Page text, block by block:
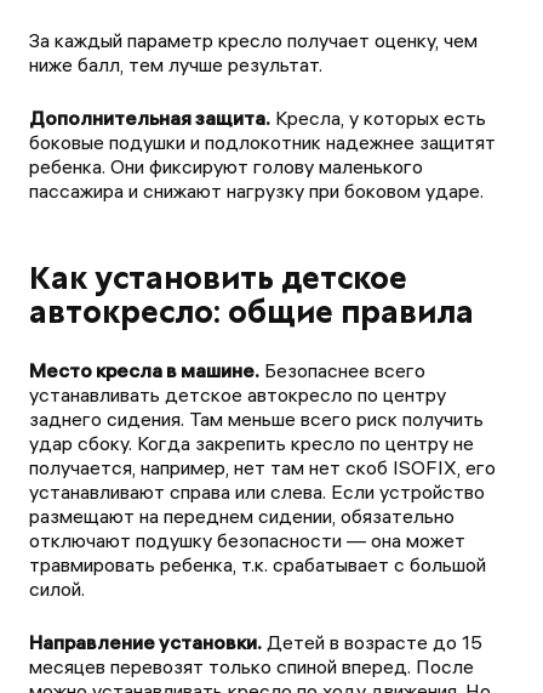
За каждый параметр кресло получает оценку, чем
ниже балл, тем лучше результат.
Дополнительная защита. Кресла, у которых есть
боковые подушки и подлокотник надежнее защитят
ребенка. Они фиксируют голову маленького
пассажира и снижают нагрузку при боковом ударе.
Как установить детское
автокресло: общие правила
Место кресла в машине. Безопаснее всего
устанавливать детское автокресло по центру
заднего сидения. Там меньше всего риск получить
удар сбоку. Когда закрепить кресло по центру не
получается, например, нет там нет скоб ISOFIX, его
устанавливают справа или слева. Если устройство
размещают на переднем сидении, обязательно
отключают подушку безопасности — она может
травмировать ребенка, т.к. срабатывает с большой
силой.
Направление установки. Детей в возрасте до 15
месяцев перевозят только спиной вперед. После